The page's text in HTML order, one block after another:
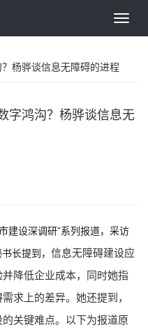
杨骅谈信息无障碍的进程
字鸿沟？杨骅谈信息无
建设深调研”系列报道，采访
长提到， 信息无障碍建设应
降低企业成本，同时她指
求上的差异。她还提到，
关键难点。以下为报道原